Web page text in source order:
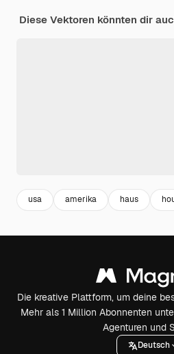
Diese Vektoren könnten dir
usa amerika haus
Die kreative Plattform, um deine
Mehr als 1 Million Abonnenten
Agenturen und
Deutsch